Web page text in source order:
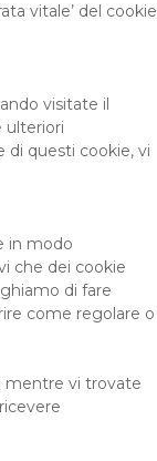
vitale’ del cookie
visitate il
ulteriori
di questi cookie, vi
in modo
che dei cookie
di fare
come regolare o
mentre vi trovate